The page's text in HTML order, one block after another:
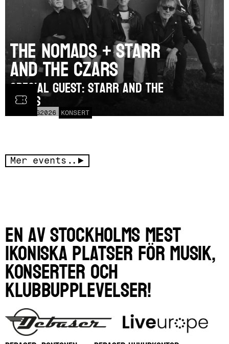
AUG2026 KONSERT
The Nomads + Starr
and the Czars
SPECIAL GUEST: Starr and the
Czars
Mer events..
En av Stockholms mest
ikoniska platser för musik,
konserter och
klubbupplevelser!